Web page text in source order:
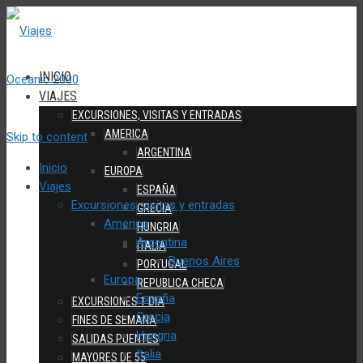
INICIO
VIAJES
EXCURSIONES, VISITAS Y ENTRADAS
AMERICA
ARGENTINA
EUROPA
ESPAÑA
GRECIA
HUNGRIA
ITALIA
PORTUGAL
REPUBLICA CHECA
EXCURSIONES 1 DIA
FINES DE SEMANA
SALIDAS PUENTES
MAYORES DE 55
Skip to content
Inicio
Viajes
Excursiones, visitas y entradas
America
Argentina
Buenos Aires
Europa
España
Grecia
Hungria
Italia